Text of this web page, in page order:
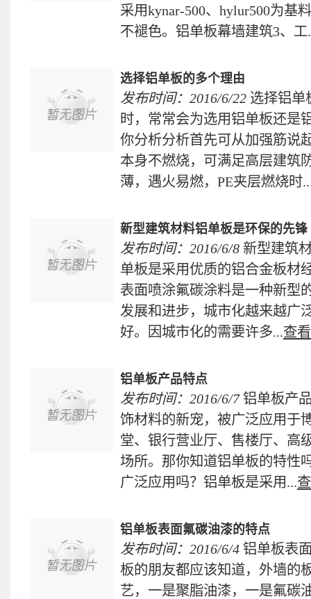
采用kynar-500、hylur500为基
不褪色。铝单板幕墙建筑3、工
选择铝单板的多个理由
发布时间：2016/6/22 选择铝单
时，常常会为选用铝单板还是
你分析分析首先可从加强筋说
本身不燃烧，可满足高层建筑
薄，遇火易燃，PE夹层燃烧时
新型建筑材料铝单板是环保的先锋
发布时间：2016/6/8 新型建筑
单板是采用优质的铝合金板材
表面喷涂氟碳涂料是一种新型
发展和进步，城市化越来越广
好。因城市化的需要许多...查
铝单板产品特点
发布时间：2016/6/7 铝单板产
饰材料的新宠，被广泛应用于
堂、银行营业厅、售楼厅、高
场所。那你知道铝单板的特性
广泛应用吗？铝单板是采用...
铝单板表面氟碳油漆的特点
发布时间：2016/6/4 铝单板表
板的朋友都应该知道，外墙的
艺，一是聚脂油漆，一是氟碳